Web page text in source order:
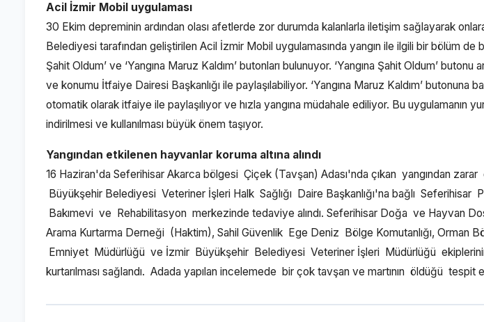
Acil İzmir Mobil uygulaması
30 Ekim depreminin ardından olası afetlerde zor durumda kalanlarla iletişim sağlayarak
Belediyesi tarafından geliştirilen Acil İzmir Mobil uygulamasında yangın ile ilgili bir bölüm de
Şahit Oldum’ ve ‘Yangına Maruz Kaldım’ butonları bulunuyor. ‘Yangına Şahit Oldum’ butonu
ve konumu İtfaiye Dairesi Başkanlığı ile paylaşılabiliyor. ‘Yangına Maruz Kaldım’ butonuna
otomatik olarak itfaiye ile paylaşılıyor ve hızla yangına müdahale ediliyor. Bu uygulamanın
indirilmesi ve kullanılması büyük önem taşıyor.
Yangından etkilenen hayvanlar koruma altına alındı
16 Haziran'da Seferihisar Akarca bölgesi Çiçek (Tavşan) Adası'nda çıkan yangından
Büyükşehir Belediyesi Veteriner İşleri Halk Sağlığı Daire Başkanlığı'na bağlı Seferihisar
Bakımevi ve Rehabilitasyon merkezinde tedaviye alındı. Seferihisar Doğa ve Hayvan
Arama Kurtarma Derneği (Haktim), Sahil Güvenlik Ege Deniz Bölge Komutanlığı, Orman
Emniyet Müdürlüğü ve İzmir Büyükşehir Belediyesi Veteriner İşleri Müdürlüğü
kurtarılması sağlandı. Adada yapılan incelemede bir çok tavşan ve martının öldüğü tespit